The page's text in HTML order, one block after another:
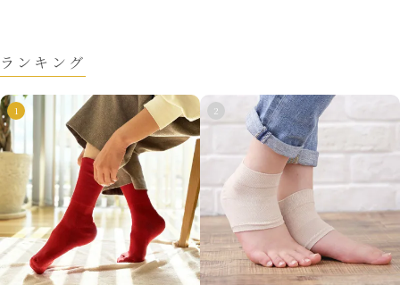
ランキング